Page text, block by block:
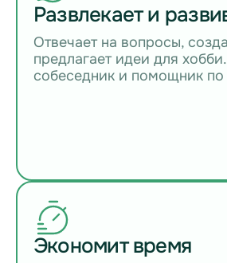
Развлекает и
Отвечает на вопросы,
предлагает идеи для
собеседник и помощник
Экономит время